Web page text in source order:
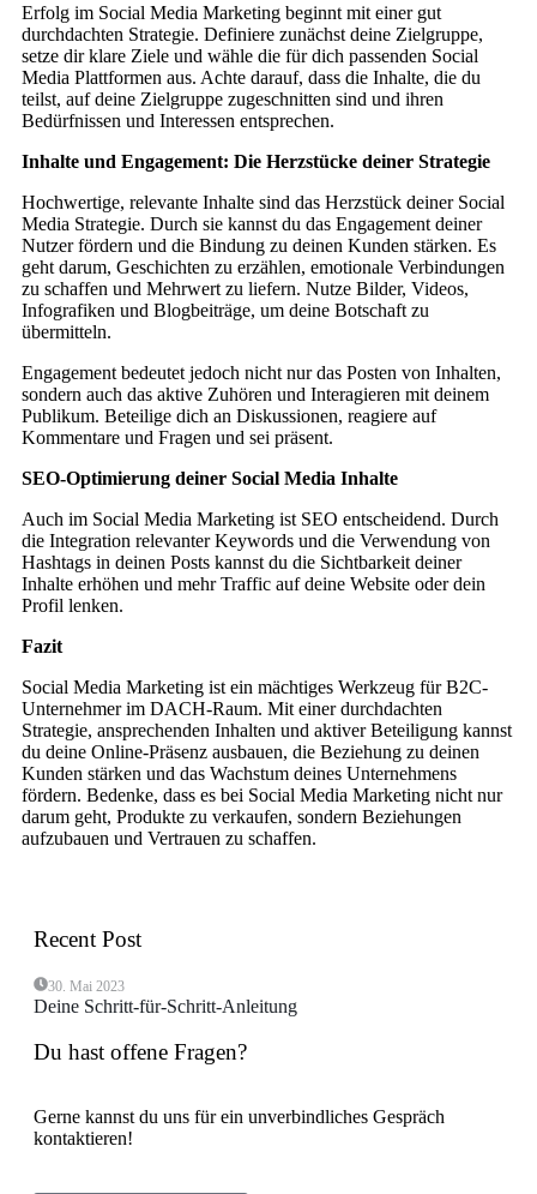
Erfolg im Social Media Marketing beginnt mit einer gut
durchdachten Strategie. Definiere zunächst deine Zielgruppe,
setze dir klare Ziele und wähle die für dich passenden Social
Media Plattformen aus. Achte darauf, dass die Inhalte, die du
teilst, auf deine Zielgruppe zugeschnitten sind und ihren
Bedürfnissen und Interessen entsprechen.
Inhalte und Engagement: Die Herzstücke deiner Strategie
Hochwertige, relevante Inhalte sind das Herzstück deiner Social
Media Strategie. Durch sie kannst du das Engagement deiner
Nutzer fördern und die Bindung zu deinen Kunden stärken. Es
geht darum, Geschichten zu erzählen, emotionale Verbindungen
zu schaffen und Mehrwert zu liefern. Nutze Bilder, Videos,
Infografiken und Blogbeiträge, um deine Botschaft zu
übermitteln.
Engagement bedeutet jedoch nicht nur das Posten von Inhalten,
sondern auch das aktive Zuhören und Interagieren mit deinem
Publikum. Beteilige dich an Diskussionen, reagiere auf
Kommentare und Fragen und sei präsent.
SEO-Optimierung deiner Social Media Inhalte
Auch im Social Media Marketing ist SEO entscheidend. Durch
die Integration relevanter Keywords und die Verwendung von
Hashtags in deinen Posts kannst du die Sichtbarkeit deiner
Inhalte erhöhen und mehr Traffic auf deine Website oder dein
Profil lenken.
Fazit
Social Media Marketing ist ein mächtiges Werkzeug für B2C-
Unternehmer im DACH-Raum. Mit einer durchdachten
Strategie, ansprechenden Inhalten und aktiver Beteiligung kannst
du deine Online-Präsenz ausbauen, die Beziehung zu deinen
Kunden stärken und das Wachstum deines Unternehmens
fördern. Bedenke, dass es bei Social Media Marketing nicht nur
darum geht, Produkte zu verkaufen, sondern Beziehungen
aufzubauen und Vertrauen zu schaffen.
Recent Post
30. Mai 2023
Deine Schritt-für-Schritt-Anleitung
Du hast offene Fragen?
Gerne kannst du uns für ein unverbindliches Gespräch
kontaktieren!